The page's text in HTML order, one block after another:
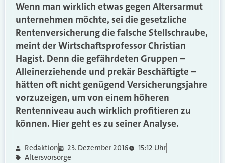
Wenn man wirklich etwas gegen Altersarmut
unternehmen möchte, sei die gesetzliche
Rentenversicherung die falsche Stellschraube,
meint der Wirtschaftsprofessor Christian
Hagist. Denn die gefährdeten Gruppen –
Alleinerziehende und prekär Beschäftigte –
hätten oft nicht genügend Versicherungsjahre
vorzuzeigen, um von einem höheren
Rentenniveau auch wirklich profitieren zu
können. Hier geht es zu seiner Analyse.
Redaktion 23. Dezember 2016
15:12 Uhr
Altersvorsorge